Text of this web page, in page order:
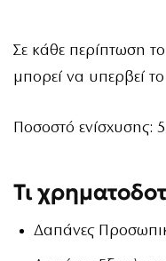
Σε κάθε περίπτωση
μπορεί να υπερβεί
Ποσοστό ενίσχυσης:
Τι
Δαπάνες